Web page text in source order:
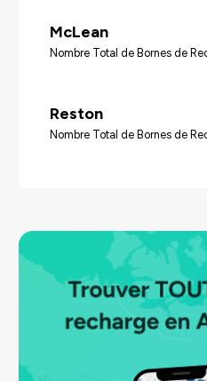
McLean
Nombre Total de Bornes de
Reston
Nombre Total de Bornes de